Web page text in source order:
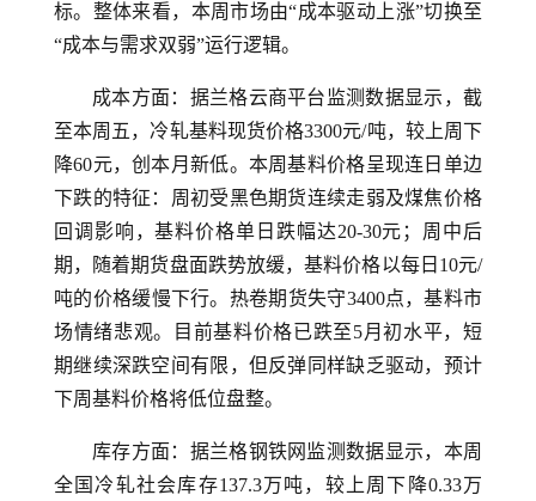
标。整体来看，本周市场由“成本驱动上涨”切换至
“成本与需求双弱”运行逻辑。
成本方面：据兰格云商平台监测数据显示，截
至本周五，冷轧基料现货价格3300元/吨，较上周下
降60元，创本月新低。本周基料价格呈现连日单边
下跌的特征：周初受黑色期货连续走弱及煤焦价格
回调影响，基料价格单日跌幅达20-30元；周中后
期，随着期货盘面跌势放缓，基料价格以每日10元/
吨的价格缓慢下行。热卷期货失守3400点，基料市
场情绪悲观。目前基料价格已跌至5月初水平，短
期继续深跌空间有限，但反弹同样缺乏驱动，预计
下周基料价格将低位盘整。
库存方面：据兰格钢铁网监测数据显示，本周
全国冷轧社会库存137.3万吨，较上周下降0.33万